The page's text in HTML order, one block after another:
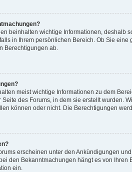
beinhalten wichtige Informationen, deshalb
in Ihrem persönlichen Bereich. Ob Sie
Berechtigungen ab.
meist wichtige Informationen zu dem
des Forums, in dem sie erstellt wurden.
können oder nicht. Die Berechtigungen
erscheinen unter den Ankündigungen
den Bekanntmachungen hängt es von
ein.